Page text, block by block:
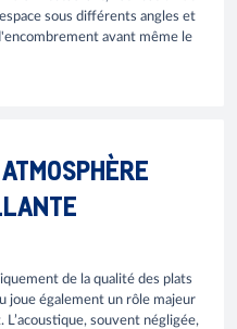
sous différents angles et
avant même le
de la qualité des plats
joue également un rôle majeur
souvent négligée,